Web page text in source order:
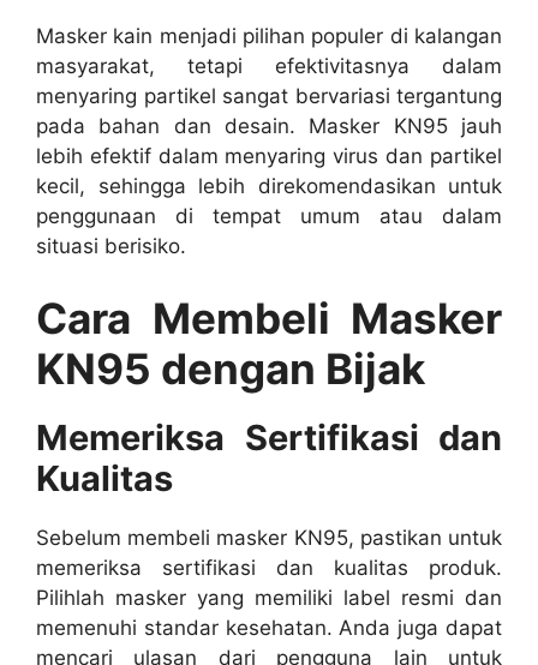
Masker kain menjadi pilihan populer di kalangan
masyarakat, tetapi efektivitasnya dalam
menyaring partikel sangat bervariasi tergantung
pada bahan dan desain. Masker KN95 jauh
lebih efektif dalam menyaring virus dan partikel
kecil, sehingga lebih direkomendasikan untuk
penggunaan di tempat umum atau dalam
situasi berisiko.
Cara Membeli Masker
KN95 dengan Bijak
Memeriksa Sertifikasi dan
Kualitas
Sebelum membeli masker KN95, pastikan untuk
memeriksa sertifikasi dan kualitas produk.
Pilihlah masker yang memiliki label resmi dan
memenuhi standar kesehatan. Anda juga dapat
mencari ulasan dari pengguna lain untuk